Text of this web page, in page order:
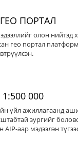
ГЕО ПОРТАЛ
олон нийтэд
гео портал
1:500 000
үйл ажиллагаанд
зургийг
аар мэдээлэн